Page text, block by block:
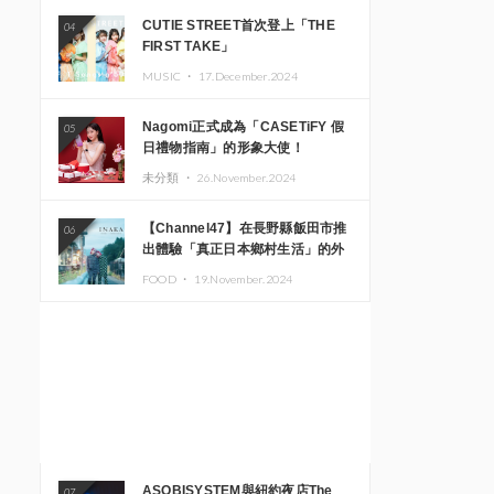
04
CUTIE STREET首次登上「THE
FIRST TAKE」
MUSIC ・ 17.December.2024
05
Nagomi正式成為「CASETiFY 假
日禮物指南」的形象大使！
未分類 ・ 26.November.2024
06
【Channel47】在長野縣飯田市推
出體驗「真正日本鄉村生活」的外
FOOD ・ 19.November.2024
ASOBISYSTEM與紐約夜店The